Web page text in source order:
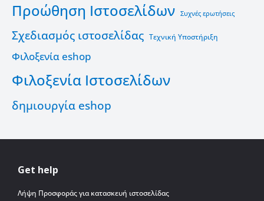
Προώθηση Ιστοσελίδων Συχνές ερωτήσεις
Σχεδιασμός ιστοσελίδας Τεχνική Υποστήριξη
Φιλοξενία eshop
Φιλοξενία Ιστοσελίδων
δημιουργία eshop
Get help
Λήψη Προσφοράς για κατασκευή ιστοσελίδας